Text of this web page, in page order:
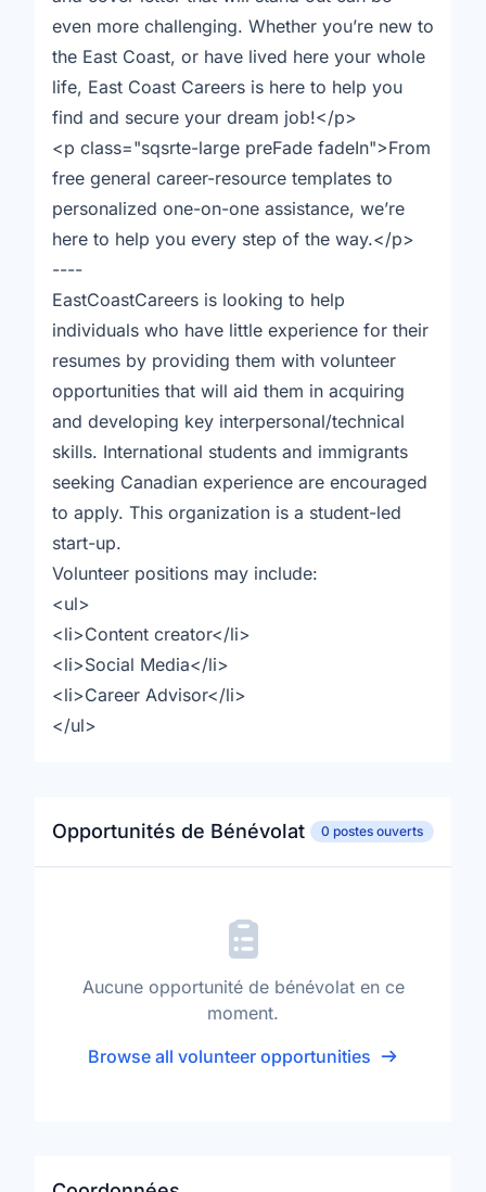
even more challenging. Whether you’re new to
the East Coast, or have lived here your whole
life, East Coast Careers is here to help you
find and secure your dream job!</p>
<p class="sqsrte-large preFade fadeIn">From
free general career-resource templates to
personalized one-on-one assistance, we’re
here to help you every step of the way.</p>
----
EastCoastCareers is looking to help
individuals who have little experience for their
resumes by providing them with volunteer
opportunities that will aid them in acquiring
and developing key interpersonal/technical
skills. International students and immigrants
seeking Canadian experience are encouraged
to apply. This organization is a student-led
start-up.
Volunteer positions may include:
<ul>
<li>Content creator</li>
<li>Social Media</li>
<li>Career Advisor</li>
</ul>
Opportunités de Bénévolat 0 postes ouverts
Aucune opportunité de bénévolat en ce
moment.
Browse all volunteer opportunities